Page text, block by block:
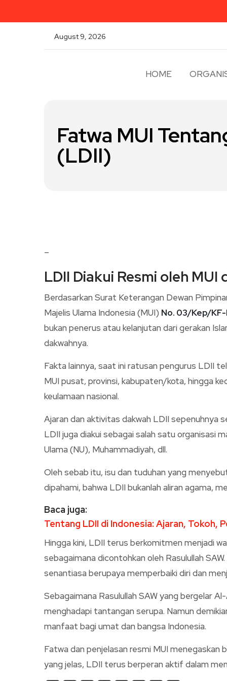
August 9, 2026
HOME
Fatwa MUI
(LDII)
–
LDII Diakui Resmi oleh MUI
Berdasarkan Surat Keterangan Dewan
Majelis Ulama Indonesia (MUI) No. 03/Kep/
bukan penerus atau kelanjutan dari gerakan
dakwahnya.
Fakta lainnya, saat ini ratusan pengurus LDII
MUI pusat, provinsi, kabupaten/kota, hingga
keulamaan nasional.
Ajaran dan aktivitas dakwah LDII sepenuhnya
LDII juga diakui sebagai salah satu organisasi
Ulama (NU), Muhammadiyah, dll.
Oleh sebab itu, isu dan tuduhan yang
dipahami, bahwa LDII bukanlah aliran agama,
Baca juga:
Tentang LDII di Indonesia: Ajaran, Tokoh,
Hingga kini, LDII terus berkomitmen menjadi
sebagaimana dicontohkan oleh Rasulullah
senantiasa berupaya memperbaiki diri dan
Sebagaimana Rasulullah SAW yang bergelar
menghadapi tantangan serupa. Namun
manfaat bagi umat dan bangsa Indonesia.
Fatwa dan penjelasan resmi MUI menegaskan
yang jelas, LDII terus berperan aktif dalam